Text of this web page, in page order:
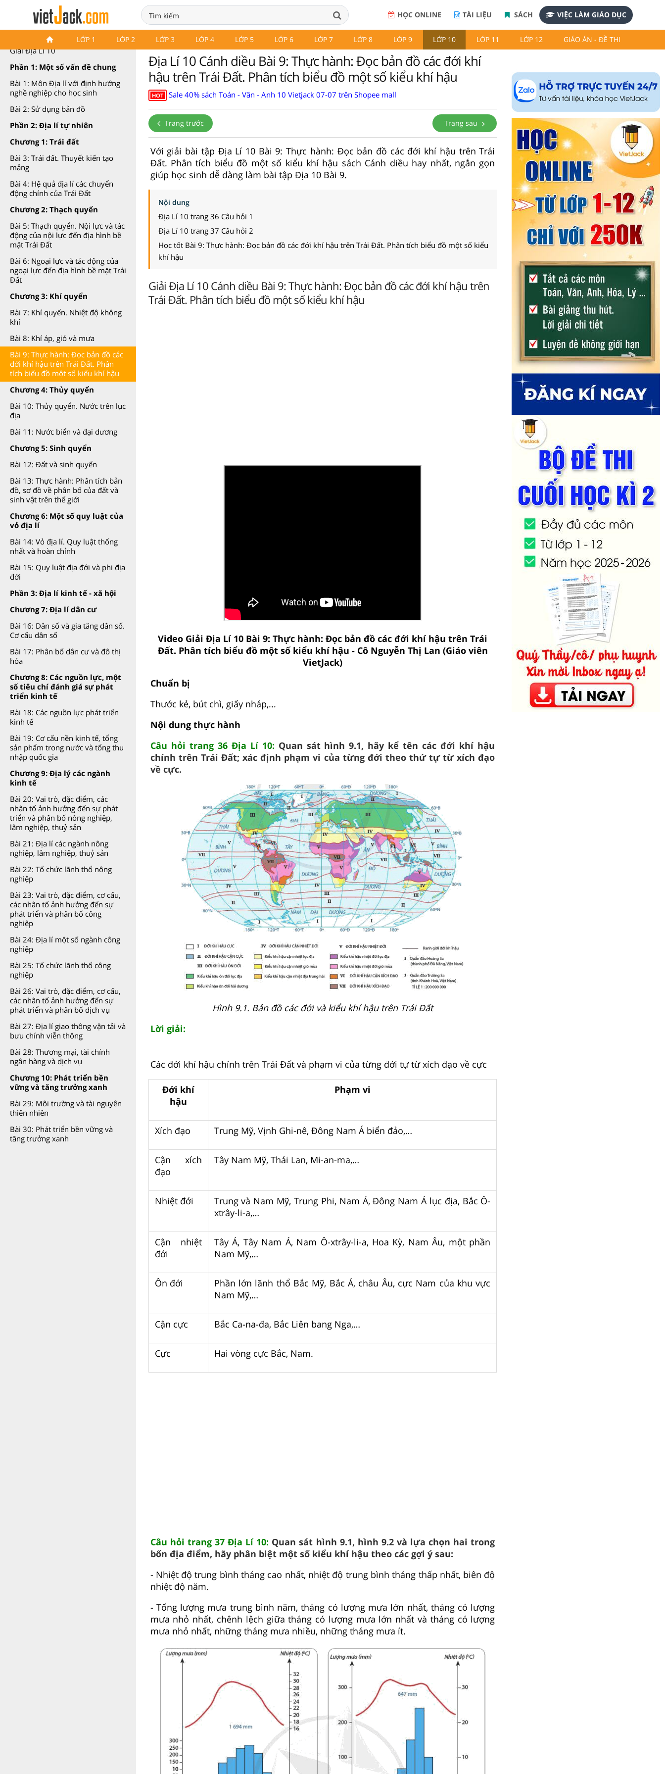
HỌC ONLINE TÀI LIỆU SÁCH VIỆC LÀM GIÁO DỤC
LỚP 1 LỚP 2 LỚP 3 LỚP 4 LỚP 5 LỚP 6 LỚP 7 LỚP 8 LỚP 9 LỚP 10 LỚP 11 LỚP 12 GIÁO ÁN - ĐỀ THI
Địa Lí 10 Cánh diều
Giải Địa Lí 10
Phần 1: Một số vấn đề chung
Bài 1: Môn Địa lí với định hướng
nghề nghiệp cho học sinh
Bài 2: Sử dụng bản đồ
Phần 2: Địa lí tự nhiên
Chương 1: Trái đất
Bài 3: Trái đất. Thuyết kiến tạo
mảng
Bài 4: Hệ quả địa lí các chuyển
động chính của Trái Đất
Chương 2: Thạch quyển
Bài 5: Thạch quyển. Nội lực và tác
động của nội lực đến địa hình bề
mặt Trái Đất
Bài 6: Ngoại lực và tác động của
ngoại lực đến địa hình bề mặt Trái
Đất
Chương 3: Khí quyển
Bài 7: Khí quyển. Nhiệt độ không
khí
Bài 8: Khí áp, gió và mưa
Bài 9: Thực hành: Đọc bản đồ các
đới khí hậu trên Trái Đất. Phân
tích biểu đồ một số kiểu khí hậu
Chương 4: Thủy quyển
Bài 10: Thủy quyển. Nước trên lục
địa
Bài 11: Nước biển và đại dương
Chương 5: Sinh quyển
Bài 12: Đất và sinh quyển
Bài 13: Thực hành: Phân tích bản
đồ, sơ đồ về phân bố của đất và
sinh vật trên thế giới
Chương 6: Một số quy luật của
vỏ địa lí
Bài 14: Vỏ địa lí. Quy luật thống
nhất và hoàn chỉnh
Bài 15: Quy luật địa đới và phi địa
đới
Phần 3: Địa lí kinh tế - xã hội
Chương 7: Địa lí dân cư
Bài 16: Dân số và gia tăng dân số.
Cơ cấu dân số
Bài 17: Phân bố dân cư và đô thị
hóa
Chương 8: Các nguồn lực, một
số tiêu chí đánh giá sự phát
triển kinh tế
Bài 18: Các nguồn lực phát triển
kinh tế
Bài 19: Cơ cấu nền kinh tế, tổng
sản phẩm trong nước và tổng thu
nhập quốc gia
Chương 9: Địa lý các ngành
kinh tế
Bài 20: Vai trò, đặc điểm, các
nhân tố ảnh hưởng đến sự phát
triển và phân bố nông nghiệp,
lâm nghiệp, thuỷ sản
Bài 21: Địa lí các ngành nông
nghiệp, lâm nghiệp, thuỷ sản
Bài 22: Tổ chức lãnh thổ nông
nghiệp
Bài 23: Vai trò, đặc điểm, cơ cấu,
các nhân tố ảnh hưởng đến sự
phát triển và phân bố công
nghiệp
Bài 24: Địa lí một số ngành công
nghiệp
Bài 25: Tổ chức lãnh thổ công
nghiệp
Bài 26: Vai trò, đặc điểm, cơ cấu,
các nhân tố ảnh hưởng đến sự
phát triển và phân bố dịch vụ
Bài 27: Địa lí giao thông vận tải và
bưu chính viễn thông
Bài 28: Thương mại, tài chính
ngân hàng và dịch vụ
Chương 10: Phát triển bền
vững và tăng trưởng xanh
Bài 29: Môi trường và tài nguyên
thiên nhiên
Bài 30: Phát triển bền vững và
tăng trưởng xanh
Địa Lí 10 Cánh diều Bài 9: Thực hành: Đọc bản đồ các đới khí
hậu trên Trái Đất. Phân tích biểu đồ một số kiểu khí hậu
HOT Sale 40% sách Toán - Văn - Anh 10 Vietjack 07-07 trên Shopee mall
Trang trước Trang sau
Với giải bài tập Địa Lí 10 Bài 9: Thực hành: Đọc bản đồ các đới khí hậu trên Trái
Đất. Phân tích biểu đồ một số kiểu khí hậu sách Cánh diều hay nhất, ngắn gọn
giúp học sinh dễ dàng làm bài tập Địa 10 Bài 9.
Nội dung
Địa Lí 10 trang 36 Câu hỏi 1
Địa Lí 10 trang 37 Câu hỏi 2
Học tốt Bài 9: Thực hành: Đọc bản đồ các đới khí hậu trên Trái Đất. Phân tích biểu đồ một số kiểu
khí hậu
Giải Địa Lí 10 Cánh diều Bài 9: Thực hành: Đọc bản đồ các đới khí hậu trên
Trái Đất. Phân tích biểu đồ một số kiểu khí hậu
Video Giải Địa Lí 10 Bài 9: Thực hành: Đọc bản đồ các đới khí hậu trên Trái
Đất. Phân tích biểu đồ một số kiểu khí hậu - Cô Nguyễn Thị Lan (Giáo viên
VietJack)
Chuẩn bị
Thước kẻ, bút chì, giấy nháp,...
Nội dung thực hành
Câu hỏi trang 36 Địa Lí 10: Quan sát hình 9.1, hãy kể tên các đới khí hậu
chính trên Trái Đất; xác định phạm vi của từng đới theo thứ tự từ xích đạo
về cực.
Hình 9.1. Bản đồ các đới và kiểu khí hậu trên Trái Đất
Lời giải:
Các đới khí hậu chính trên Trái Đất và phạm vi của từng đới tự từ xích đạo về cực
Đới khí
hậu
Phạm vi
Xích đạo Trung Mỹ, Vịnh Ghi-nê, Đông Nam Á biển đảo,…
Cận xích
đạo
Tây Nam Mỹ, Thái Lan, Mi-an-ma,…
Nhiệt đới
Trung và Nam Mỹ, Trung Phi, Nam Á, Đông Nam Á lục địa, Bắc Ô-
xtrây-li-a,…
Cận nhiệt
đới
Tây Á, Tây Nam Á, Nam Ô-xtrây-li-a, Hoa Kỳ, Nam Âu, một phần
Nam Mỹ,…
Ôn đới
Phần lớn lãnh thổ Bắc Mỹ, Bắc Á, châu Âu, cực Nam của khu vực
Nam Mỹ,…
Cận cực Bắc Ca-na-đa, Bắc Liên bang Nga,…
Cực Hai vòng cực Bắc, Nam.
Câu hỏi trang 37 Địa Lí 10: Quan sát hình 9.1, hình 9.2 và lựa chọn hai trong
bốn địa điểm, hãy phân biệt một số kiểu khí hậu theo các gợi ý sau:
- Nhiệt độ trung bình tháng cao nhất, nhiệt độ trung bình tháng thấp nhất, biên độ
nhiệt độ năm.
- Tổng lượng mưa trung bình năm, tháng có lượng mưa lớn nhất, tháng có lượng
mưa nhỏ nhất, chênh lệch giữa tháng có lượng mưa lớn nhất và tháng có lượng
mưa nhỏ nhất, những tháng mưa nhiều, những tháng mưa ít.